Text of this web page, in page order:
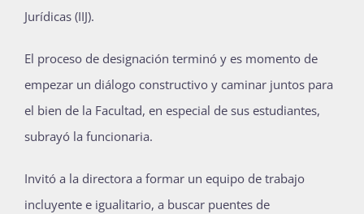
Jurídicas (IIJ).
El proceso de designación terminó y es momento de
empezar un diálogo constructivo y caminar juntos para
el bien de la Facultad, en especial de sus estudiantes,
subrayó la funcionaria.
Invitó a la directora a formar un equipo de trabajo
incluyente e igualitario, a buscar puentes de